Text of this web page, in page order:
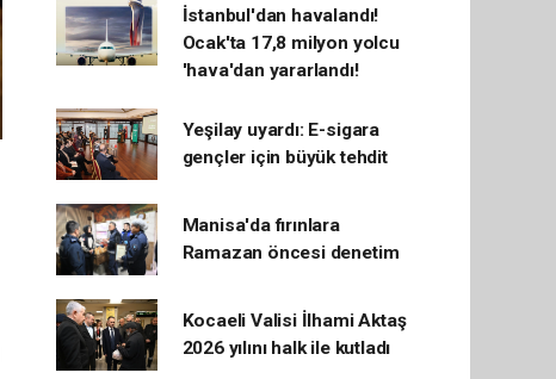
İstanbul'dan havalandı!
Ocak'ta 17,8 milyon yolcu
'hava'dan yararlandı!
Yeşilay uyardı: E-sigara
gençler için büyük tehdit
Manisa'da fırınlara
Ramazan öncesi denetim
Kocaeli Valisi İlhami Aktaş
2026 yılını halk ile kutladı